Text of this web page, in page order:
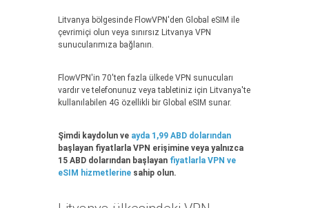
Litvanya bölgesinde FlowVPN'den Global eSIM ile
çevrimiçi olun veya sınırsız Litvanya VPN
sunucularımıza bağlanın.
FlowVPN'in 70'ten fazla ülkede VPN sunucuları
vardır ve telefonunuz veya tabletiniz için Litvanya'te
kullanılabilen 4G özellikli bir Global eSIM sunar.
Şimdi kaydolun ve ayda 1,99 ABD dolarından
başlayan fiyatlarla VPN erişimine veya yalnızca
15 ABD dolarından başlayan fiyatlarla VPN ve
eSIM hizmetlerine sahip olun.